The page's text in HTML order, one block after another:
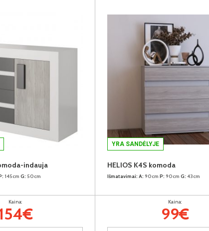
indauja
145cm G: 50cm
Kaina:
YRA SANDĖLYJE
HELIOS K4S komoda
Išmatavimai: A: 90cm P: 90cm G: 43cm
Kaina:
99€